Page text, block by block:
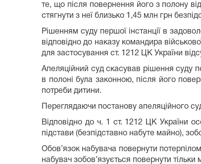
те, що після повернення його з полону
стягнути з неї близько 1,45 млн грн
Рішенням суду першої інстанції в
відповідно до наказу командира
для застосування ст. 1212 ЦК України
Апеляційний суд скасував рішення суду
в полоні була законною, після його
потреби дитини.
Переглядаючи постанову апеляційного
Відповідно до ч. 1 ст. 1212 ЦК України
підстави (безпідставно набуте майно),
Обов’язок набувача повернути
набувач зобов’язується повернути